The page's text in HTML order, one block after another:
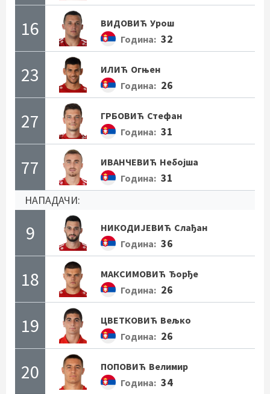
16 ВИДОВИЋ Урош
Година: 32
23 ИЛИЋ Огњен
Година: 26
27 ГРБОВИЋ Стефан
Година: 31
77 ИВАНЧЕВИЋ Небојша
Година: 31
НАПАДАЧИ:
9 НИКОДИЈЕВИЋ Слађан
Година: 36
18 МАКСИМОВИЋ Ђорђе
Година: 26
19 ЦВЕТКОВИЋ Вељко
Година: 26
20 ПОПОВИЋ Велимир
Година: 34